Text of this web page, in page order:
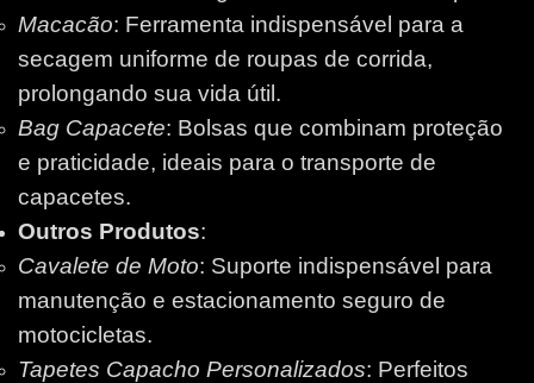
Macacão: Ferramenta indispensável para a
secagem uniforme de roupas de corrida,
prolongando sua vida útil.
Bag Capacete: Bolsas que combinam proteção
e praticidade, ideais para o transporte de
capacetes.
Outros Produtos:
Cavalete de Moto: Suporte indispensável para
manutenção e estacionamento seguro de
motocicletas.
Tapetes Capacho Personalizados: Perfeitos